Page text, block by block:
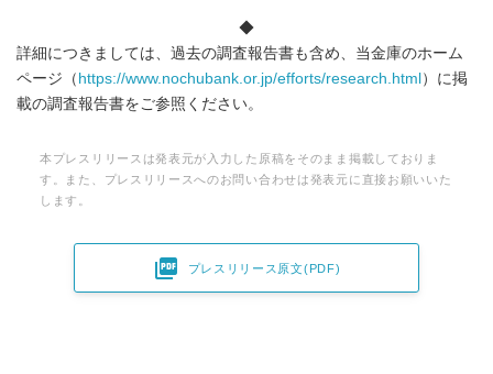
◆
詳細につきましては、過去の調査報告書も含め、当金庫のホーム
ページ（ https://www.nochubank.or.jp/efforts/research.html ）に掲
載の調査報告書をご参照ください。
本プレスリリースは発表元が入力した原稿をそのまま掲載しておりま
す。また、プレスリリースへのお問い合わせは発表元に直接お願いいた
します。
 プレスリリース原文(PDF)